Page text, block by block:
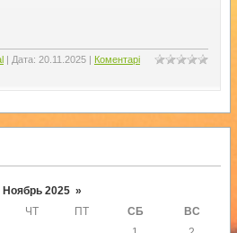
| Дата: 20.11.2025 | Коментарі
Ноябрь 2025 »
ЧТ ПТ СБ
ВС